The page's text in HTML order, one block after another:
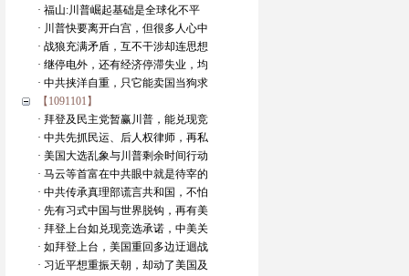
· 福山:川普崛起基础是全球化不平
· 川普快要离开白宫，但很多人心中
· 战狼充满矛盾，互不干涉却连思想
· 继停电外，还有经济停滞失业，均
· 中共挟洋自重，只它能卖国当狗求
【1091101】
· 拜登及民主党暂赢川普，能兑现竞
· 中共先抓民运、后人权律师，再私
· 美国大选乱象与川普剩余时间行动
· 马云等首富在中共眼中就是待宰的
· 中共传承真理部谎言共和国，不怕
· 先有习式中国与世界脱钩，再有美
· 拜登上台如兑现竞选承诺，中美关
· 如拜登上台，美国重回多边迂迴战
· 习近平想重振天朝，却动了美国及